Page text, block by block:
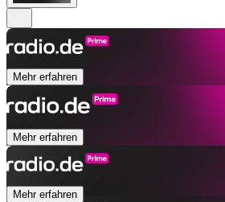
Mehr erfahren
Mehr erfahren
Mehr erfahren